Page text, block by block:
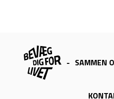
- SAMMEN